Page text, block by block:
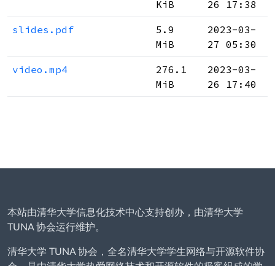
KiB
26 17:38
slides.pdf
5.9
MiB
2023-03-
27 05:30
video.mp4
276.1
MiB
2023-03-
26 17:40
本站由清华大学信息化技术中心支持创办，由清华大学
TUNA 协会运行维护。
清华大学 TUNA 协会，全名清华大学学生网络与开源软件协